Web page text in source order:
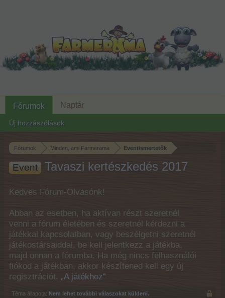
Fórumok Minden, ami Farmerama Eventismertetők
Event Tavaszi kertészkedés 2017
Kedves Fórum-Olvasónk!
Abban az esetben, ha aktívan részt szeretnél
venni a fórum életében és szeretnél kérdezni a
játékkal kapcsolatban, vagy beszélgetni szeretnél
játékostársaiddal, be kell jelentkezz a játékba,
majd onnan a fórumba. Ha még nincs felhasználói
fiókod a játékban, akkor készítened kell egy új
regisztrációt. „A játékhoz“
Téma állapota: Nem lehet további válaszokat küldeni.
Fórumok
Új hozzászólások
Naptár